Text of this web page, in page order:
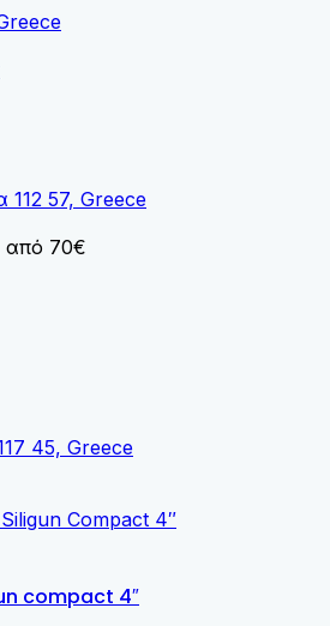
57, Greece
από 70€
45, Greece
compact 4″